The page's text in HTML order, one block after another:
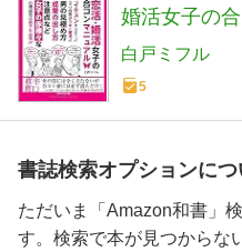
婚活女子の
白戸ミフル
5
書誌検索オプションにつ
ただいま「Amazon和書」
す。検索で本が見つからな